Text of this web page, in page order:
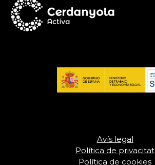
Avís legal
Política de privacitat
Política de cookies